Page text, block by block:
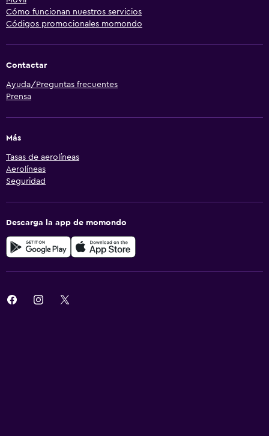
Cómo funcionan nuestros servicios
Códigos promocionales momondo
Contactar
Ayuda/Preguntas frecuentes
Prensa
Más
Tasas de aerolíneas
Aerolíneas
Seguridad
Descarga la app de momondo